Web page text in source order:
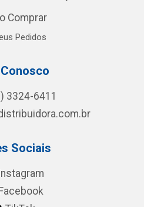
Comprar
Pedidos
3324-6411
Sociais